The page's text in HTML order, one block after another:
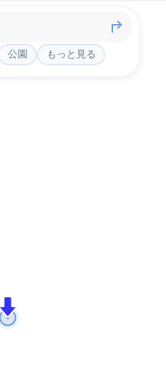
公園 もっと見る